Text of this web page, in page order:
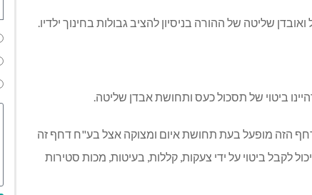
שליטה של ההורה בניסיון להציב גבולות בחינוך ילדיו.
ביטוי של תסכול כעס ותחושת אבדן שליטה.
הזה מופעל בעת תחושת איום ומצוקה אצל בע"ח דחף זה
לקבל ביטוי על ידי צעקות, קללות, בעיטות, מכות סטירות